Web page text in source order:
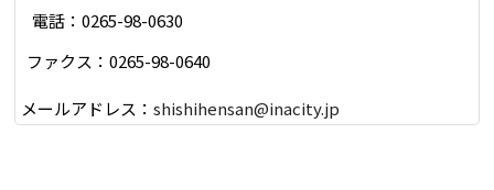
電話：0265-98-0630
ファクス：0265-98-0640
メールアドレス：shishihensan@inacity.jp